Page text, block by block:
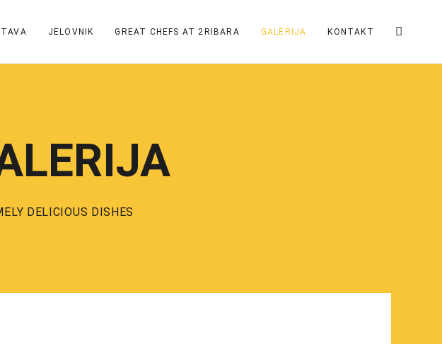
JELOVNIK GREAT CHEFS AT 2RIBARA GALERIJA KONTAKT
DELICIOUS DISHES